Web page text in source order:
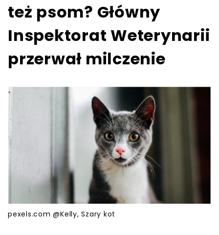
też psom? Główny
Inspektorat Weterynarii
przerwał milczenie
pexels.com @Kelly, Szary kot